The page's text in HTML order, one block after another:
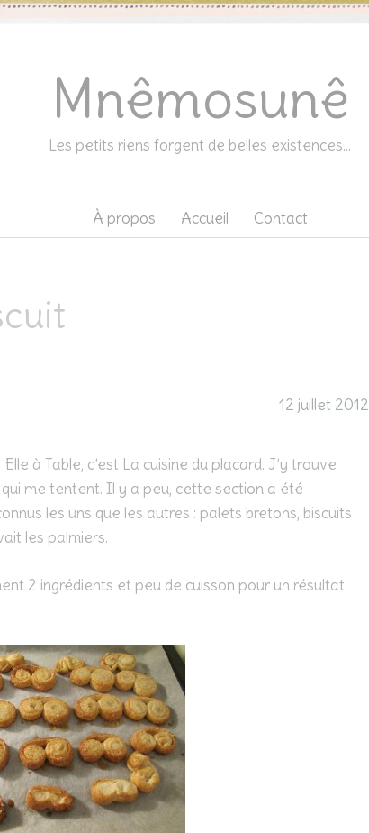
Mnêmosunê
Les petits riens forgent de belles existences…
À propos Accueil Contact
12 juillet 2012
à Table, c’est La cuisine du placard. J’y trouve
me tentent. Il y a peu, cette section a été
les uns que les autres : palets bretons, biscuits
les palmiers.
2 ingrédients et peu de cuisson pour un résultat